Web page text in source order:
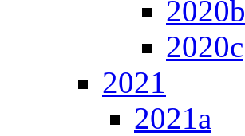
2020b
2020c
2021
2021a